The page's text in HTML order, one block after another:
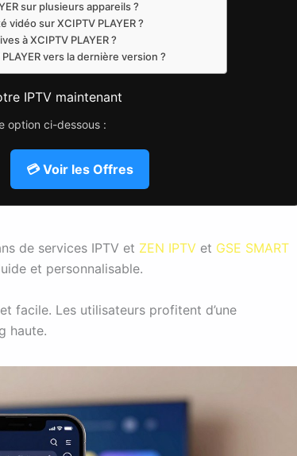
sur plusieurs appareils ?
sur XCIPTV PLAYER ?
à XCIPTV PLAYER ?
vers la dernière version ?
IPTV maintenant
option ci-dessous :
💳 Voir les Offres
de services IPTV et ZEN IPTV et GSE SMART
et personnalisable.
facile. Les utilisateurs profitent d’une
haute.